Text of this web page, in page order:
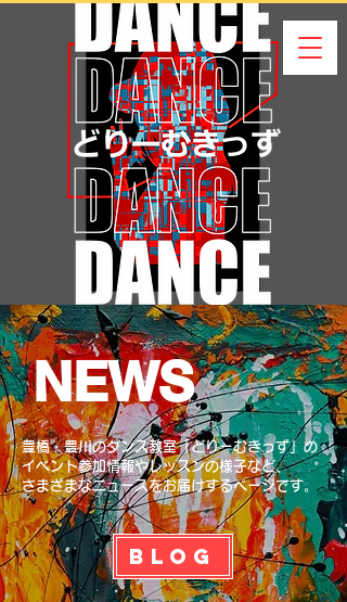
​NEWS
豊橋・豊川のダンス教室「どりーむきっず」の
イベント参加情報やレッスンの様子など、
​さまざまなニュースをお届けするページです。
Blog